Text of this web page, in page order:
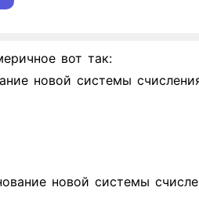
вот так:
новой системы
новой системы